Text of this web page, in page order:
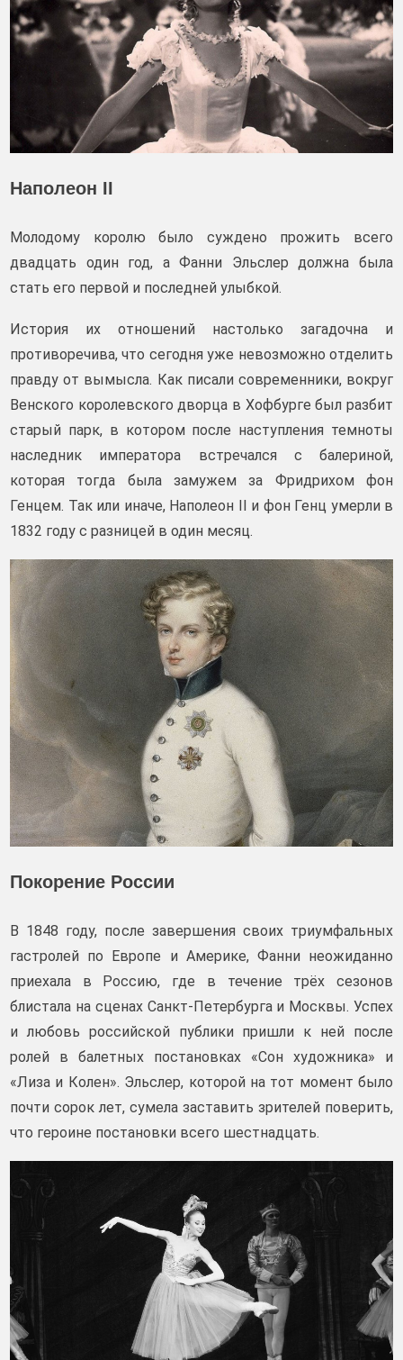
Наполеон II
Молодому королю было суждено прожить всего
двадцать один год, а Фанни Эльслер должна была
стать его первой и последней улыбкой.
История их отношений настолько загадочна и
противоречива, что сегодня уже невозможно отделить
правду от вымысла. Как писали современники, вокруг
Венского королевского дворца в Хофбурге был разбит
старый парк, в котором после наступления темноты
наследник императора встречался с балериной,
которая тогда была замужем за Фридрихом фон
Генцем. Так или иначе, Наполеон II и фон Генц умерли в
1832 году с разницей в один месяц.
Покорение России
В 1848 году, после завершения своих триумфальных
гастролей по Европе и Америке, Фанни неожиданно
приехала в Россию, где в течение трёх сезонов
блистала на сценах Санкт-Петербурга и Москвы. Успех
и любовь российской публики пришли к ней после
ролей в балетных постановках «Сон художника» и
«Лиза и Колен». Эльслер, которой на тот момент было
почти сорок лет, сумела заставить зрителей поверить,
что героине постановки всего шестнадцать.